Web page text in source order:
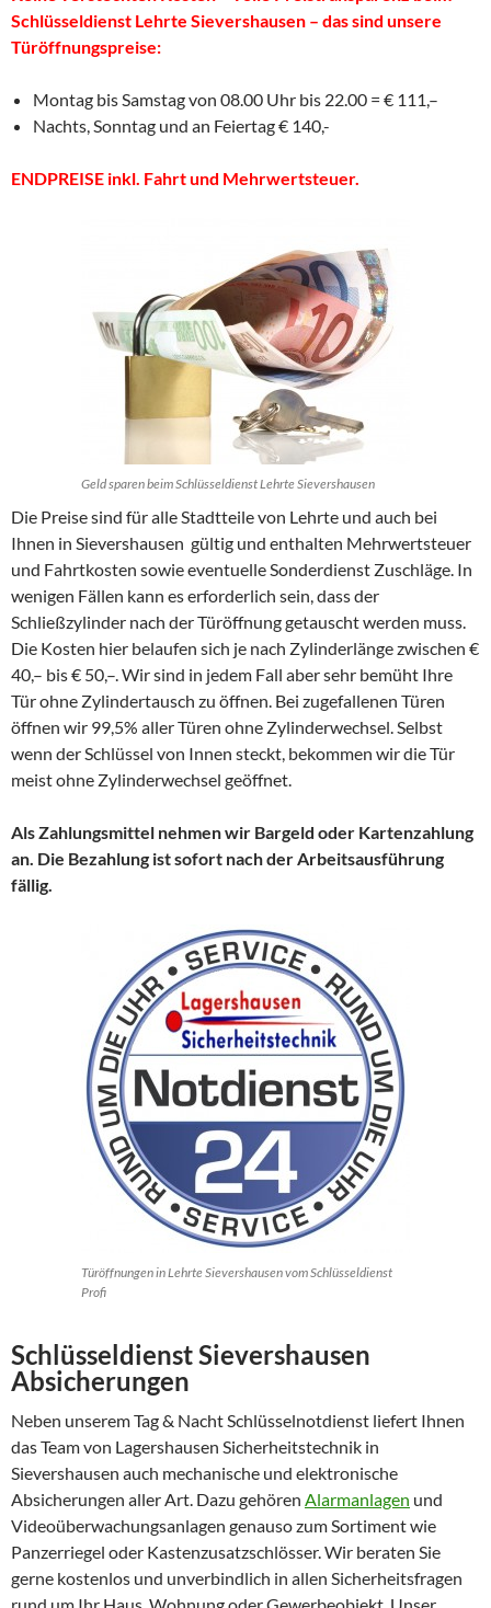
Schlüsseldienst Lehrte Sievershausen – das sind unsere
Türöffnungspreise:
Montag bis Samstag von 08.00 Uhr bis 22.00 = € 111,–
Nachts, Sonntag und an Feiertag € 140,-
ENDPREISE inkl. Fahrt und Mehrwertsteuer.
Geld sparen beim Schlüsseldienst Lehrte Sievershausen
Die Preise sind für alle Stadtteile von Lehrte und auch bei
Ihnen in Sievershausen gültig und enthalten Mehrwertsteuer
und Fahrtkosten sowie eventuelle Sonderdienst Zuschläge. In
wenigen Fällen kann es erforderlich sein, dass der
Schließzylinder nach der Türöffnung getauscht werden muss.
Die Kosten hier belaufen sich je nach Zylinderlänge zwischen €
40,– bis € 50,–. Wir sind in jedem Fall aber sehr bemüht Ihre
Tür ohne Zylindertausch zu öffnen. Bei zugefallenen Türen
öffnen wir 99,5% aller Türen ohne Zylinderwechsel. Selbst
wenn der Schlüssel von Innen steckt, bekommen wir die Tür
meist ohne Zylinderwechsel geöffnet.
Als Zahlungsmittel nehmen wir Bargeld oder Kartenzahlung
an. Die Bezahlung ist sofort nach der Arbeitsausführung
fällig.
Türöffnungen in Lehrte Sievershausen vom Schlüsseldienst
Profi
Schlüsseldienst Sievershausen
Absicherungen
Neben unserem Tag & Nacht Schlüsselnotdienst liefert Ihnen
das Team von Lagershausen Sicherheitstechnik in
Sievershausen auch mechanische und elektronische
Absicherungen aller Art. Dazu gehören Alarmanlagen und
Videoüberwachungsanlagen genauso zum Sortiment wie
Panzerriegel oder Kastenzusatzschlösser. Wir beraten Sie
gerne kostenlos und unverbindlich in allen Sicherheitsfragen